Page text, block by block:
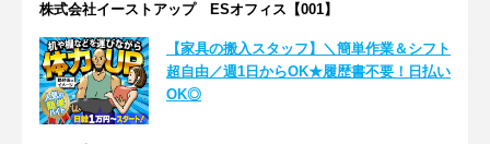
株式会社イーストアップ ESオフィス【001】
【家具の搬入スタッフ】＼簡単作業＆シフト
超自由／週1日からOK★履歴書不要！日払い
OK◎